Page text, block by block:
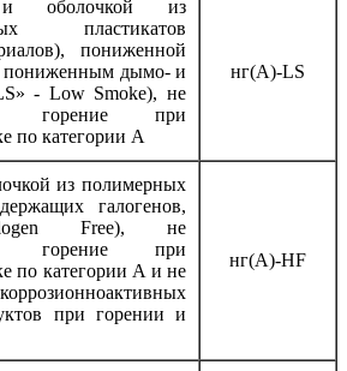
оболочкой из
пластикатов
пониженной
пониженным дымо- и
- Low Smoke), не
горение при
по категории А
нг(А)-LS
из полимерных
галогенов,
Free), не
горение при
по категории А и не
при горении и
нг(А)-HF